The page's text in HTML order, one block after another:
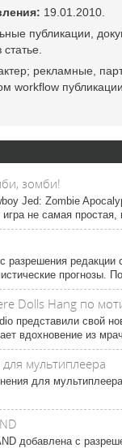
19.01.2010.
публикации,
рекламные,
workflow публикации.
зомби!
Jed: Zombie
не самая простая,
разрешения
прогнозы.
Dolls Hang по
представили свой
вдохновение из
мультиплеера
для
добавлена с